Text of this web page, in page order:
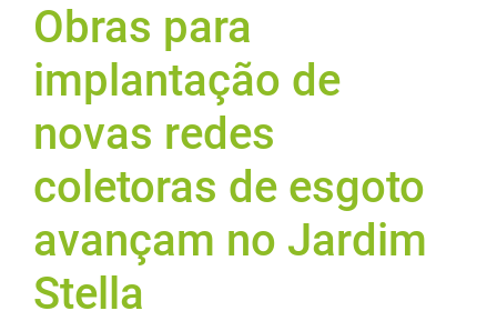
Obras para
implantação de
novas redes
coletoras de esgoto
avançam no Jardim
Stella